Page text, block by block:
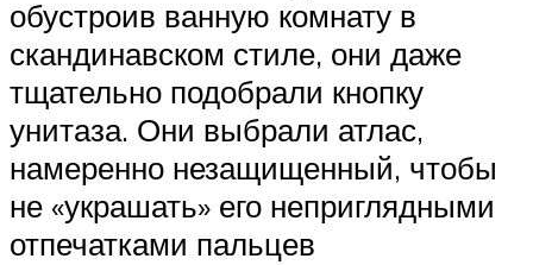
обустроив ванную комнату в
скандинавском стиле, они даже
тщательно подобрали кнопку
унитаза. Они выбрали атлас,
намеренно незащищенный, чтобы
не «украшать» его неприглядными
отпечатками пальцев